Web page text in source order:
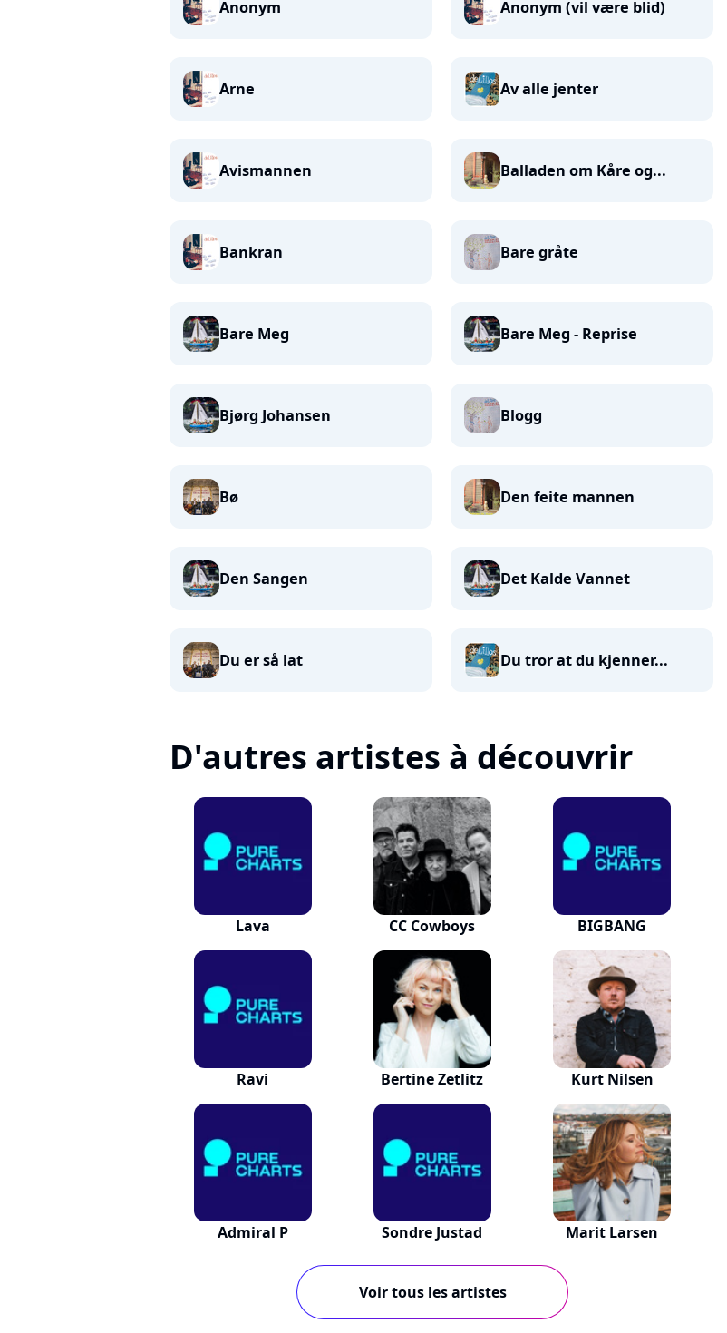
Anonym Anonym (vil være blid)
Arne Av alle jenter
Avismannen Balladen om Kåre og...
Bankran Bare gråte
Bare Meg Bare Meg - Reprise
Bjørg Johansen Blogg
Bø Den feite mannen
Den Sangen Det Kalde Vannet
Du er så lat Du tror at du kjenner...
D'autres artistes à découvrir
Lava CC Cowboys BIGBANG
Ravi Bertine Zetlitz Kurt Nilsen
Admiral P Sondre Justad Marit Larsen
Voir tous les artistes